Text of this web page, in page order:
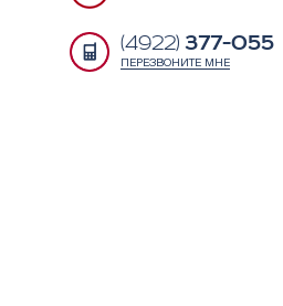
(4922) 377-055
ПЕРЕЗВОНИТЕ МНЕ